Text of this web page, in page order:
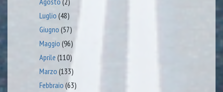
Luglio (48)
Giugno (57)
Maggio (96)
Aprile (110)
Marzo (133)
Febbraio (63)